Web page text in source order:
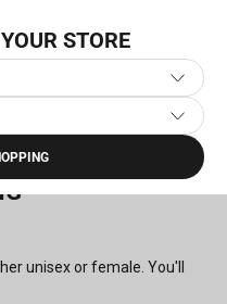
unisex or female. You'll
STORE